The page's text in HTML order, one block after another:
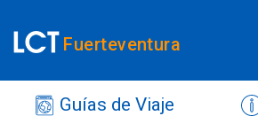
Fuerteventura
Guías de Viaje